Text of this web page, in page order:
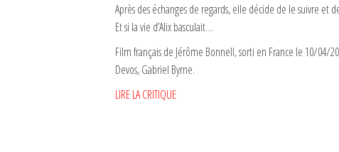
Après des échanges de regards, elle décide de le suivre et
Et si la vie d’Alix basculait…
Film français de Jérôme Bonnell, sorti en France le 10/04/
Devos, Gabriel Byrne.
LIRE LA CRITIQUE